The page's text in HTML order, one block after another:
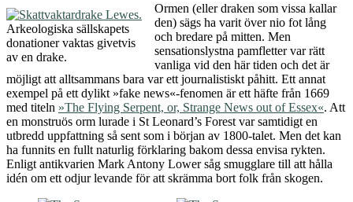
Arkeologiska sällskapets
donationer vaktas givetvis
av en drake.
Ormen (eller draken som vissa kallar
den) sägs ha varit över nio fot lång
och bredare på mitten. Men
sensationslystna pamfletter var rätt
vanliga vid den här tiden och det är
möjligt att alltsammans bara var ett journalistiskt påhitt. Ett annat
exempel på ett dylikt »fake news«-fenomen är ett häfte från 1669
med titeln »The Flying Serpent, or, Strange News out of Essex«. Att
en monstruös orm lurade i St Leonard’s Forest var samtidigt en
utbredd uppfattning så sent som i början av 1800-talet. Men det kan
ha funnits en fullt naturlig förklaring bakom dessa envisa rykten.
Enligt antikvarien Mark Antony Lower såg smugglare till att hålla
idén om ett odjur levande för att skrämma bort folk från skogen.